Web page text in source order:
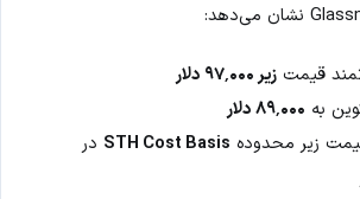
قیمتزیر ۹۷٬۰۰۰ دلار
به ۸۹٬۰۰۰ دلار
زیر محدوده STH Cost Basis در